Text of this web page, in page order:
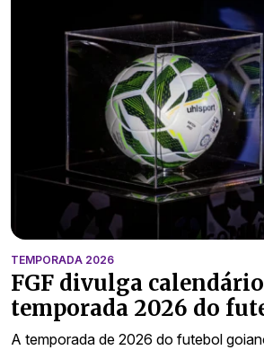
TEMPORADA 2026
FGF divulga
temporada 2026 do
A temporada de 2026 do futebol